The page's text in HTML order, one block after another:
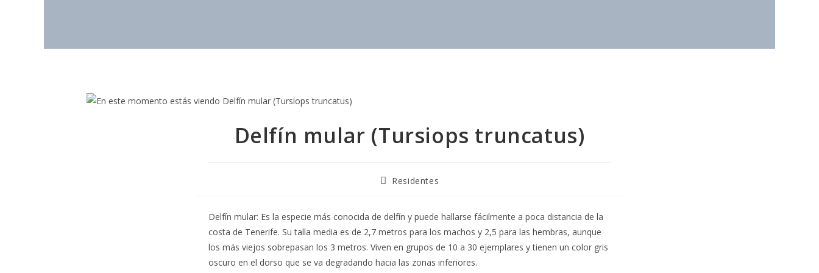
Delfín mular (Tursiops truncatus)
Residentes
Delfín mular: Es la especie más conocida de delfín y puede hallarse fácilmente a poca distancia de la
costa de Tenerife. Su talla media es de 2,7 metros para los machos y 2,5 para las hembras, aunque
los más viejos sobrepasan los 3 metros. Viven en grupos de 10 a 30 ejemplares y tienen un color gris
oscuro en el dorso que se va degradando hacia las zonas inferiores.